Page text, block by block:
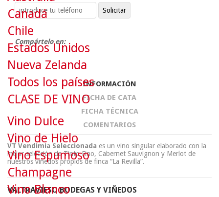
Compártelo en:
INFORMACIÓN
FICHA DE CATA
FICHA TÉCNICA
COMENTARIOS
VT Vendimia Seleccionada es un vino singular elaborado con la
mejor selección de Tinto Fino, Cabernet Sauvignon y Merlot de
nuestros viñedos propios de finca “La Revilla”.
VALTRAVIESO BODEGAS Y VIÑEDOS
Canadá
Chile
Estados Unidos
Nueva Zelanda
Todos los países
CLASE DE VINO
Vino Dulce
Vino de Hielo
Vino Espumoso
Champagne
Vino Blanco